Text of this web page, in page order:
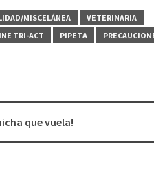
MISCELÁNEA
VETERINARIA
TRI-ACT PIPETA
que vuela!